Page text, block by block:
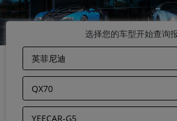
选择您的车型开始查询